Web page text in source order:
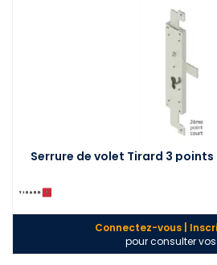
Serrure de volet Tirard 3
Connectez-vous |
pour consulter vos